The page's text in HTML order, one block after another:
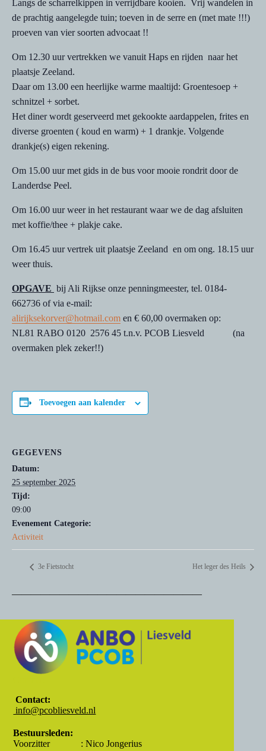
Langs de scharrelkippen in verrijdbare kooien. Vrij wandelen in
de prachtig aangelegde tuin; toeven in de serre en (met mate !!!)
proeven van vier soorten advocaat !!
Om 12.30 uur vertrekken we vanuit Haps en rijden naar het
plaatsje Zeeland.
Daar om 13.00 een heerlijke warme maaltijd: Groentesoep +
schnitzel + sorbet.
Het diner wordt geserveerd met gekookte aardappelen, frites en
diverse groenten ( koud en warm) + 1 drankje. Volgende
drankje(s) eigen rekening.
Om 15.00 uur met gids in de bus voor mooie rondrit door de
Landerdse Peel.
Om 16.00 uur weer in het restaurant waar we de dag afsluiten
met koffie/thee + plakje cake.
Om 16.45 uur vertrek uit plaatsje Zeeland en om ong. 18.15 uur
weer thuis.
OPGAVE bij Ali Rijkse onze penningmeester, tel. 0184-
662736 of via e-mail:
alirijksekorver@hotmail.com en € 60,00 overmaken op:
NL81 RABO 0120 2576 45 t.n.v. PCOB Liesveld (na
overmaken plek zeker!!)
Toevoegen aan kalender
GEGEVENS
Datum:
25 september 2025
Tijd:
09:00
Evenement Categorie:
Activiteit
3e Fietstocht Het leger des Heils
————————————————————
Contact:
info@pcobliesveld.nl
Bestuursleden:
Voorzitter : Nico Jongerius